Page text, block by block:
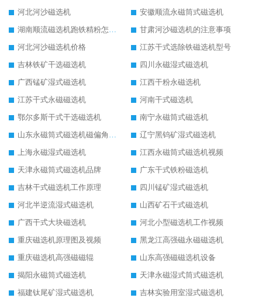
河北河沙磁选机
安徽顺流永磁筒式磁选机
湖南顺流磁选机跑铁精粉怎么处理
甘肃河沙磁选机的注意事项
河北河沙磁选机价格
江苏干式选除铁磁选机型号
吉林铁矿干选磁选机
四川永磁湿式磁选机
广西锰矿湿式磁选机
江西干粉永磁选机
江苏干式永磁磁选机
河南干式磁选机
鄂尔多斯干式干选磁选机
南宁永磁筒式磁选机
山东永磁筒式磁选机磁偏角怎么调整
辽宁黑钨矿湿式磁选机
上海永磁湿式磁选机
江西永磁筒式磁选机视频
天津永磁筒式磁选机品牌
广东干式铁粉磁选机
吉林干式磁选机工作原理
四川锰矿湿式磁选机
河北半逆流湿式磁选机
山西矿石干式磁选机
广西干式大块磁选机
河北小型磁选机工作视频
重庆磁选机原理图及视频
黑龙江高强磁永磁磁选机
重庆磁选机高强磁磁辊
山东高强磁磁选机设备
揭阳永磁筒式磁选机
天津永磁湿式筒式磁选机
福建钛尾矿湿式磁选机
吉林实验用室湿式磁选机